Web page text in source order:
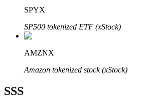
SPYX
SP500 tokenized ETF (xStock)
AMZNX
Amazon tokenized stock (xStock)
SSS